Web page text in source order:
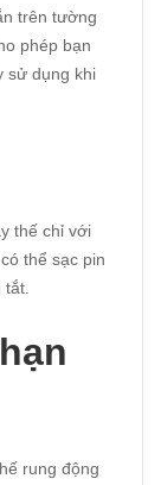
trên tường
phép bạn
sử dụng khi
thế chỉ với
thể sạc pin
rung động